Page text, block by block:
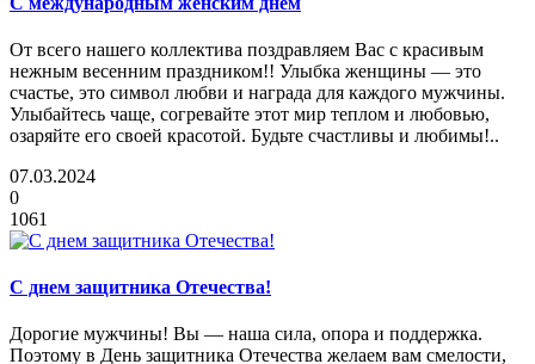
От всего нашего коллектива поздравляем Вас с красивым
нежным весенним праздником!! Улыбка женщины — это
счастье, это символ любви и награда для каждого мужчины.
Улыбайтесь чаще, согревайте этот мир теплом и любовью,
озаряйте его своей красотой. Будьте счастливы и любимы!..
07.03.2024
0
1061
С днем защитника Отечества!
Дорогие мужчины! Вы — наша сила, опора и поддержка.
Поэтому в День защитника Отечества желаем вам смелости,